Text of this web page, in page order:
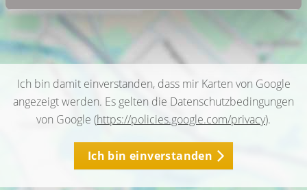
Ich bin damit einverstanden, dass mir Karten von Google
angezeigt werden. Es gelten die Datenschutzbedingungen
von Google (https://policies.google.com/privacy).
Ich bin einverstanden